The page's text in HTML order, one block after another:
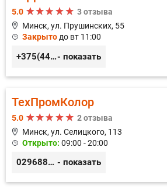
5.0
3 отзыва
Минск, ул. Прушинских, 55
Закрыто до вт 11:00
+375(44) 559-27-77- показать
ТехПромКолор
5.0
2 отзыва
Минск, ул. Селицкого, 113
Открыто: 09:00 - 20:00
0296889898 - показать